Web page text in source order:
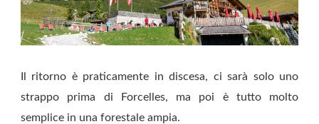
Il ritorno è praticamente in discesa, ci sarà solo uno
strappo prima di Forcelles, ma poi è tutto molto
semplice in una forestale ampia.